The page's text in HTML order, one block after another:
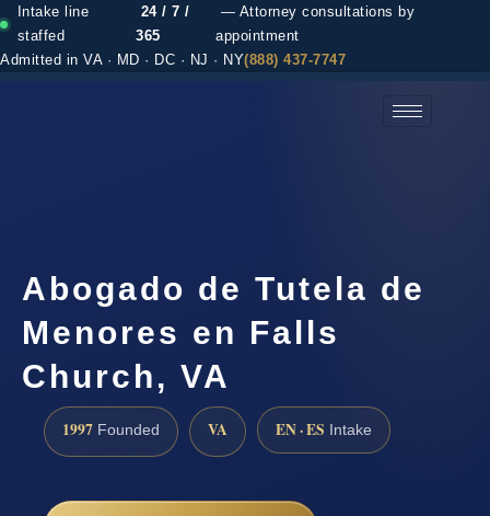
Intake line
staffed
24 / 7 /
365
— Attorney consultations by
appointment
Admitted in VA · MD · DC · NJ · NY(888) 437-7747
Abogado de Tutela de
Menores en Falls
Church, VA
1997 Founded VA EN · ES Intake